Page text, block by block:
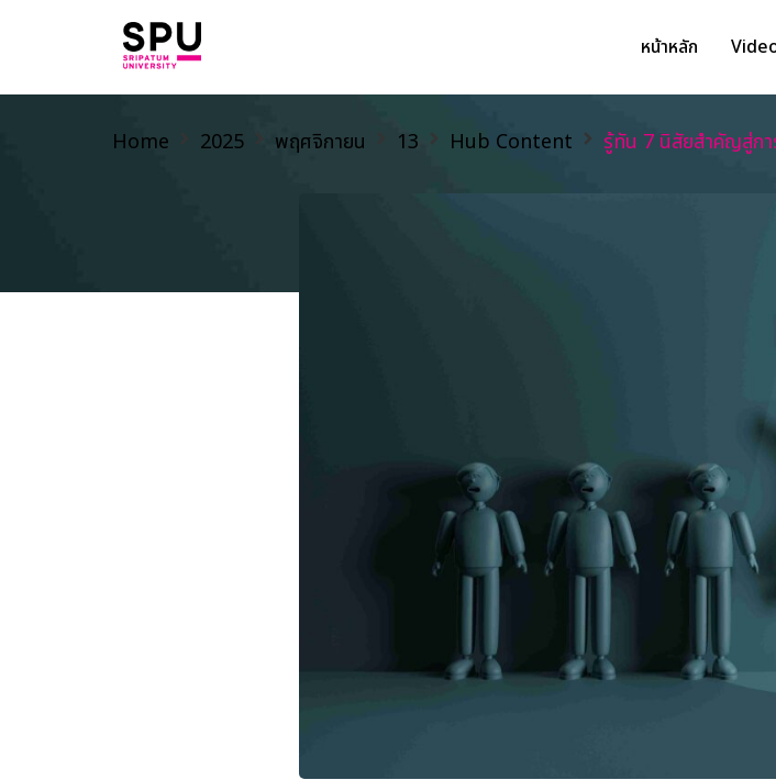
หน้าหลัก
Home 2025 พฤศจิกายน 13 Hub Content รู้ทัน 7 นิสัยสำคัญสู่ก